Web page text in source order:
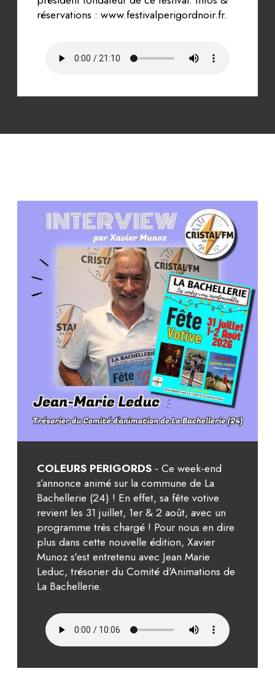
réservations : www.festivalperigordnoir.fr.
COLEURS PERIGORDS - Ce week-end
s’annonce animé sur la commune de La
Bachellerie (24) ! En effet, sa fête votive
revient les 31 juillet, 1er & 2 août, avec un
programme très chargé ! Pour nous en dire
plus dans cette nouvelle édition, Xavier
Munoz s'est entretenu avec Jean Marie
Leduc, trésorier du Comité d'Animations de
La Bachellerie.